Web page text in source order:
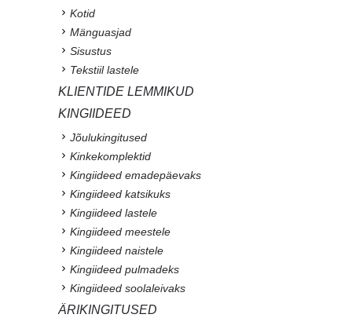
Kotid
Mänguasjad
Sisustus
Tekstiil lastele
KLIENTIDE LEMMIKUD
KINGIIDEED
Jõulukingitused
Kinkekomplektid
Kingiideed emadepäevaks
Kingiideed katsikuks
Kingiideed lastele
Kingiideed meestele
Kingiideed naistele
Kingiideed pulmadeks
Kingiideed soolaleivaks
ÄRIKINGITUSED